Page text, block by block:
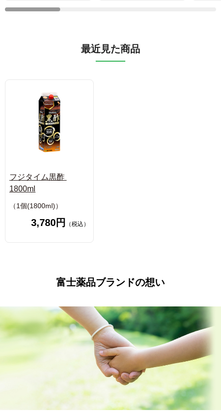
最近見た商品
フジタイム黒酢
1800ml
（1個(1800ml)）
3,780円 （税込）
富士薬品ブランドの想い